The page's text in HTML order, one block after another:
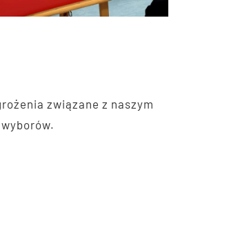
związane z naszym